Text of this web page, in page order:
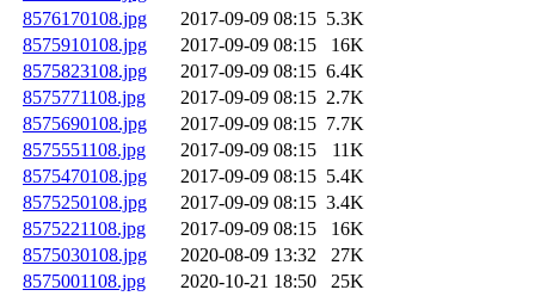
8576170108.jpg
2017-09-09 08:15 5.3K
8575910108.jpg
2017-09-09 08:15
16K
8575823108.jpg
2017-09-09 08:15 6.4K
8575771108.jpg
2017-09-09 08:15 2.7K
8575690108.jpg
2017-09-09 08:15 7.7K
8575551108.jpg
2017-09-09 08:15
11K
8575470108.jpg
2017-09-09 08:15 5.4K
8575250108.jpg
2017-09-09 08:15 3.4K
8575221108.jpg
2017-09-09 08:15
16K
8575030108.jpg
2020-08-09 13:32
27K
8575001108.jpg
2020-10-21 18:50
25K